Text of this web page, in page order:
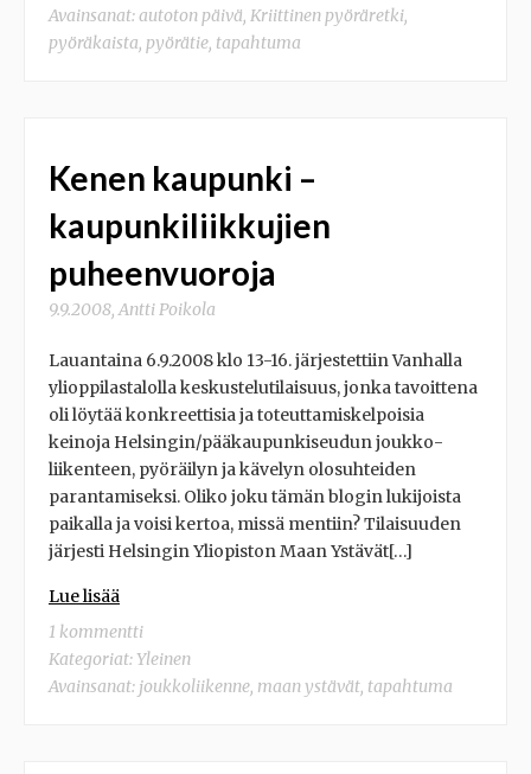
Avainsanat:autoton päivä, Kriittinen pyöräretki,
pyöräkaista, pyörätie, tapahtuma
Kenen kaupunki –
kaupunkiliikkujien
puheenvuoroja
9.9.2008,Antti Poikola
Lauantaina 6.9.2008 klo 13-16. järjestettiin Vanhalla
ylioppilastalolla keskustelutilaisuus, jonka tavoittena
oli löytää konkreettisia ja toteuttamiskelpoisia
keinoja Helsingin/pääkaupunkiseudun joukko-
liikenteen, pyöräilyn ja kävelyn olosuhteiden
parantamiseksi. Oliko joku tämän blogin lukijoista
paikalla ja voisi kertoa, missä mentiin? Tilaisuuden
järjesti Helsingin Yliopiston Maan Ystävät[…]
Lue lisää
1 kommentti
Kategoriat: Yleinen
Avainsanat: joukkoliikenne, maan ystävät, tapahtuma